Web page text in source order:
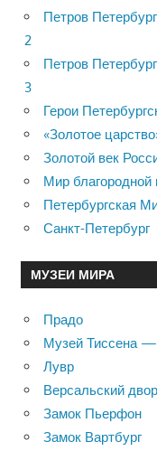
Петров
2
Петров
3
Герои
«Золотое
Золотой век
Мир благородной
Петербургская
Санкт-Петербург
МУЗЕИ МИРА
Прадо
Музей Тиссена
Лувр
Версальский
Замок Пьерфон
Замок Вартбург